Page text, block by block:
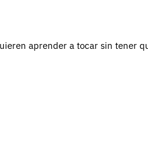
aprender a tocar sin tener